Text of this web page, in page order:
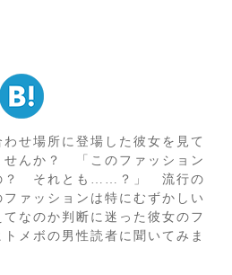
せ場所に登場した彼女を見て
せんか？ 「このファッション
？ それとも……？」 流行の
ァッションは特にむずかしい
なのか判断に迷った彼女のフ
メボの男性読者に聞いてみま